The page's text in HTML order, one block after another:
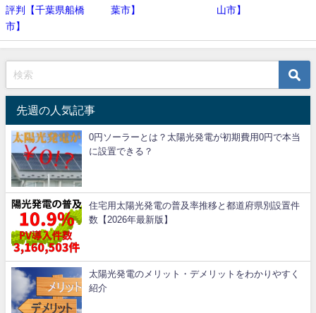
評判【千葉県船橋
市】
葉市】
山市】
先週の人気記事
0円ソーラーとは？太陽光発電が初期費用0円で本当
に設置できる？
住宅用太陽光発電の普及率推移と都道府県別設置件
数【2026年最新版】
太陽光発電のメリット・デメリットをわかりやすく
紹介